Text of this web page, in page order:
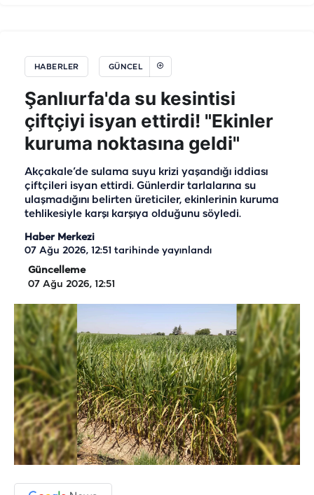
HABERLER GÜNCEL
Şanlıurfa'da su kesintisi
çiftçiyi isyan ettirdi! "Ekinler
kuruma noktasına geldi"
Akçakale’de sulama suyu krizi yaşandığı iddiası
çiftçileri isyan ettirdi. Günlerdir tarlalarına su
ulaşmadığını belirten üreticiler, ekinlerinin kuruma
tehlikesiyle karşı karşıya olduğunu söyledi.
Haber Merkezi
07 Ağu 2026, 12:51 tarihinde yayınlandı
Güncelleme
07 Ağu 2026, 12:51